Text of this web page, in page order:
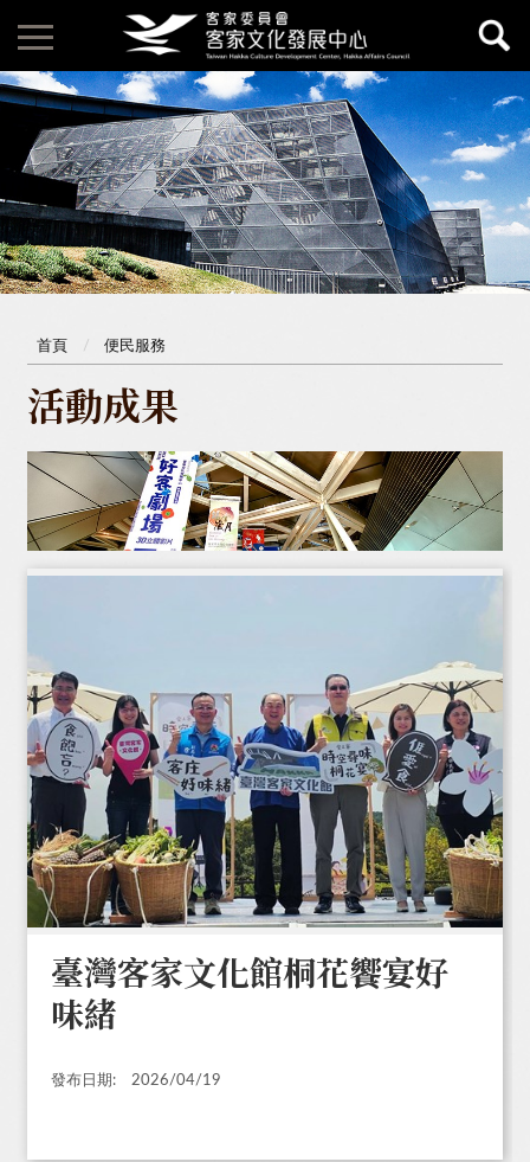
首頁 便民服務
活動成果
臺灣客家文化館桐花饗宴好
味緒
發布日期: 2026/04/19